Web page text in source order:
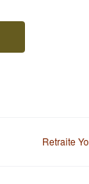
Retraite